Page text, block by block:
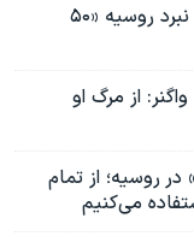
دیدار سه سناتور آمریکایی با زلنسکی؛ قدرت نبرد روسیه «۵۰
از مرگ او
در روسیه؛‌ از تمام
می‌کنیم